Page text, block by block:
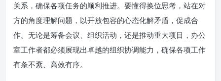
关系，确保各项任务的顺利推进。要懂得换位思考，站在对
方的角度理解问题，以开放包容的心态化解矛盾，促成合
作。无论是筹备会议、组织活动，还是推动重大项目，办公
室工作者都必须展现出卓越的组织协调能力，确保各项工作
有条不紊、高效有序。